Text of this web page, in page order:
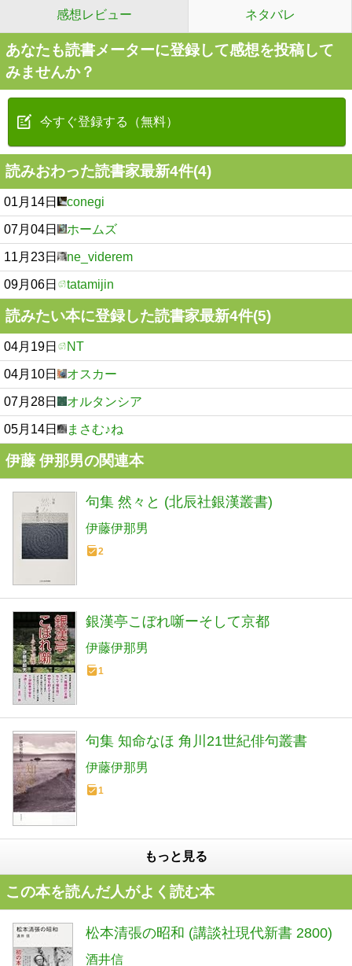
感想レビュー ネタバレ
あなたも読書メーターに登録して感想を投稿して
みませんか？
今すぐ登録する（無料）
読みおわった読書家最新4件(4)
01月14日 conegi
07月04日 ホームズ
11月23日 ne_viderem
09月06日 tatamijin
読みたい本に登録した読書家最新4件(5)
04月19日 NT
04月10日 オスカー
07月28日 オルタンシア
05月14日 まさむ♪ね
伊藤 伊那男の関連本
句集 然々と (北辰社銀漢叢書)
伊藤伊那男
2
銀漢亭こぼれ噺ーそして京都
伊藤伊那男
1
句集 知命なほ 角川21世紀俳句叢書
伊藤伊那男
1
もっと見る
この本を読んだ人がよく読む本
松本清張の昭和 (講談社現代新書 2800)
酒井信